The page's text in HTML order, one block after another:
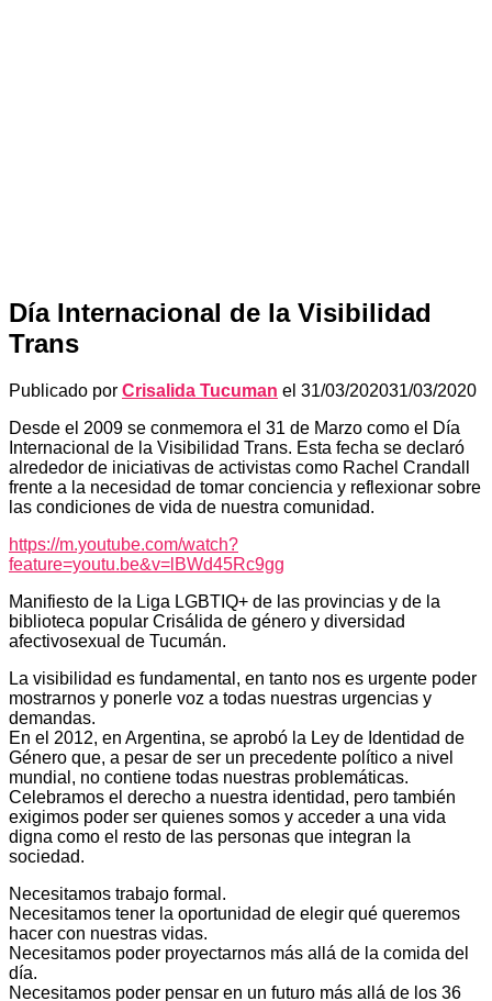
Día Internacional de la Visibilidad
Trans
Publicado por Crisalida Tucuman el 31/03/202031/03/2020
Desde el 2009 se conmemora el 31 de Marzo como el Día
Internacional de la Visibilidad Trans. Esta fecha se declaró
alrededor de iniciativas de activistas como Rachel Crandall
frente a la necesidad de tomar conciencia y reflexionar sobre
las condiciones de vida de nuestra comunidad.
https://m.youtube.com/watch?
feature=youtu.be&v=lBWd45Rc9gg
Manifiesto de la Liga LGBTIQ+ de las provincias y de la
biblioteca popular Crisálida de género y diversidad
afectivosexual de Tucumán.
La visibilidad es fundamental, en tanto nos es urgente poder
mostrarnos y ponerle voz a todas nuestras urgencias y
demandas.
En el 2012, en Argentina, se aprobó la Ley de Identidad de
Género que, a pesar de ser un precedente político a nivel
mundial, no contiene todas nuestras problemáticas.
Celebramos el derecho a nuestra identidad, pero también
exigimos poder ser quienes somos y acceder a una vida
digna como el resto de las personas que integran la
sociedad.
Necesitamos trabajo formal.
Necesitamos tener la oportunidad de elegir qué queremos
hacer con nuestras vidas.
Necesitamos poder proyectarnos más allá de la comida del
día.
Necesitamos poder pensar en un futuro más allá de los 36